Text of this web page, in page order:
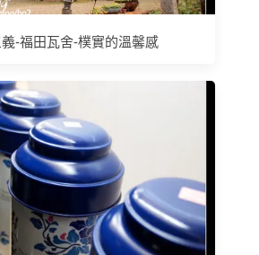
-福田瓦舍-樸實的溫馨感